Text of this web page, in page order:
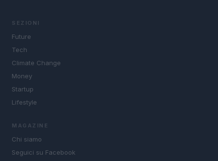
SEZIONI
Future
Tech
Climate Change
Money
Startup
Lifestyle
MAGAZINE
Chi siamo
Seguici su Facebook